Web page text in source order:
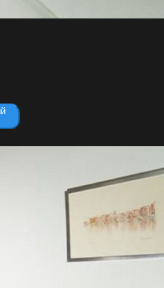
ЛЕСТНИЦЫ
ИЗ
БЕТОНА,